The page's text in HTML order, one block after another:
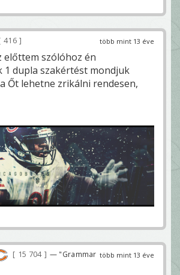
több mint 13 éve
416
előttem szólóhoz én
1 dupla szakértést mondjuk
Őt lehetne zrikálni rendesen,
több mint 13 éve
15 704
— "Grammar